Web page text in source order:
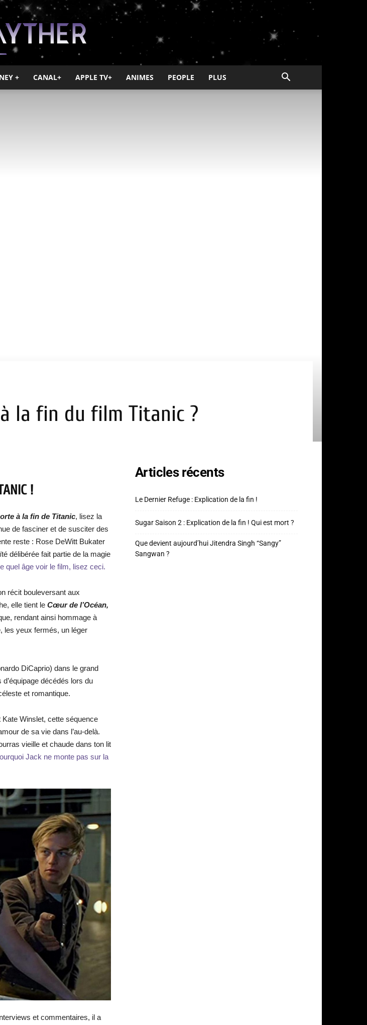
Ayther
+ CANAL+ APPLE TV+ ANIMES PEOPLE PLUS
la fin du film Titanic ?
!
à la fin de Titanic, lisez la
de fasciner et de susciter des
reste : Rose DeWitt Bukater
délibérée fait partie de la magie
quel âge voir le film, lisez ceci.
récit bouleversant aux
elle tient le Cœur de l’Océan,
rendant ainsi hommage à
les yeux fermés, un léger
DiCaprio) dans le grand
décédés lors du
et romantique.
Winslet, cette séquence
de sa vie dans l’au-delà.
vieille et chaude dans ton lit
Jack ne monte pas sur la
et commentaires, il a
Articles récents
Le Dernier Refuge : Explication de la fin !
Sugar Saison 2 : Explication de la fin ! Qui est mort ?
Que devient aujourd’hui Jitendra Singh “Sangy”
Sangwan ?